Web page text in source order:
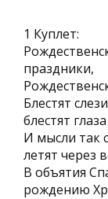
1 Куплет:
праздники,
Блестят
блестят
И мысли так
летят через
В объятия
рождению